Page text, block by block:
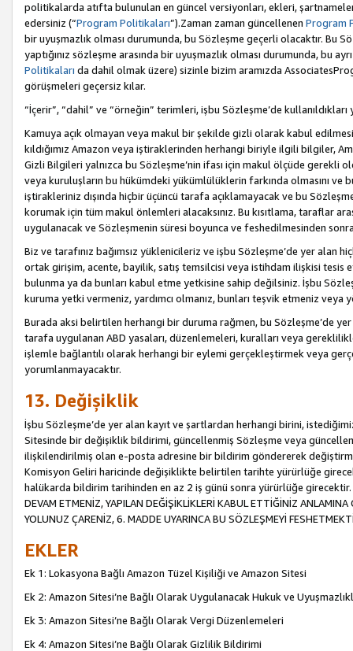
politikalarda atıfta bulunulan en güncel versiyonları, ekleri,
edersiniz (“Program Politikaları”).Zaman zaman güncellenen Program
bir uyuşmazlık olması durumunda, bu Sözleşme geçerli olacaktır. Bu
yaptığınız sözleşme arasında bir uyuşmazlık olması durumunda, bu
Politikaları da dahil olmak üzere) sizinle bizim aramızda
görüşmeleri geçersiz kılar.
“İçerir”, “dahil” ve “örneğin” terimleri, işbu Sözleşme’de
Kamuya açık olmayan veya makul bir şekilde gizli olarak kabul
kıldığımız Amazon veya iştiraklerinden herhangi biriyle ilgili bilgiler,
Gizli Bilgileri yalnızca bu Sözleşme’nin ifası için makul ölçüde gerekli
veya kuruluşların bu hükümdeki yükümlülüklerin farkında olmasını ve
iştirakleriniz dışında hiçbir üçüncü tarafa açıklamayacak ve bu
korumak için tüm makul önlemleri alacaksınız. Bu kısıtlama, taraflar
uygulanacak ve Sözleşmenin süresi boyunca ve feshedilmesinden
Biz ve tarafınız bağımsız yüklenicileriz ve işbu Sözleşme’de yer alan
ortak girişim, acente, bayilik, satış temsilcisi veya istihdam ilişkisi
bulunma ya da bunları kabul etme yetkisine sahip değilsiniz. İşbu
kuruma yetki vermeniz, yardımcı olmanız, bunları teşvik etmeniz
Burada aksi belirtilen herhangi bir duruma rağmen, bu Sözleşme’de
tarafa uygulanan ABD yasaları, düzenlemeleri, kuralları veya
işlemle bağlantılı olarak herhangi bir eylemi gerçekleştirmek veya
yorumlanmayacaktır.
13. Değişiklik
İşbu Sözleşme’de yer alan kayıt ve şartlardan herhangi birini,
Sitesinde bir değişiklik bildirimi, güncellenmiş Sözleşme veya
ilişkilendirilmiş olan e-posta adresine bir bildirim göndererek
Komisyon Geliri haricinde değişiklikte belirtilen tarihte yürürlüğe
halükarda bildirim tarihinden en az 2 iş günü sonra yürürlüğe girecektir.
DEVAM ETMENİZ, YAPILAN DEĞİŞİKLİKLERİ KABUL ETTİĞİNİZ
YOLUNUZ ÇARENİZ, 6. MADDE UYARINCA BU SÖZLEŞMEYİ
EKLER
Ek 1: Lokasyona Bağlı Amazon Tüzel Kişiliği ve Amazon Sitesi
Ek 2: Amazon Sitesi’ne Bağlı Olarak Uygulanacak Hukuk ve
Ek 3: Amazon Sitesi’ne Bağlı Olarak Vergi Düzenlemeleri
Ek 4: Amazon Sitesi’ne Bağlı Olarak Gizlilik Bildirimi